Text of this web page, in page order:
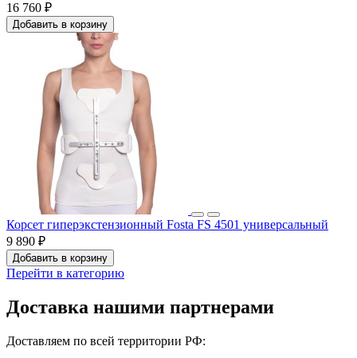
16 760 ₽
Добавить в корзину
Корсет гиперэкстензионный Fosta FS 4501 универсальный
9 890 ₽
Добавить в корзину
Перейти в категорию
Доставка нашими партнерами
Доставляем по всей территории РФ: